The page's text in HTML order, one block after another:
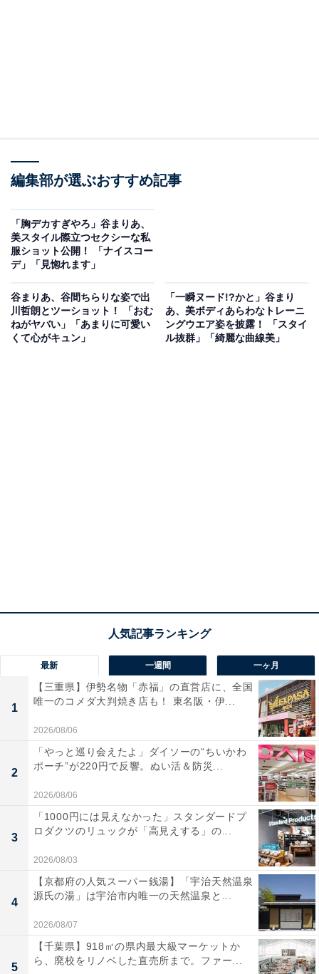
編集部が選ぶおすすめ記事
「胸デカすぎやろ」谷まりあ、
美スタイル際立つセクシーな私
服ショット公開！ 「ナイスコー
デ」「見惚れます」
谷まりあ、谷間ちらりな姿で出
川哲朗とツーショット！ 「おむ
ねがヤバい」「あまりに可愛い
くて心がキュン」
「一瞬ヌード!?かと」谷まり
あ、美ボディあらわなトレーニ
ングウエア姿を披露！ 「スタイ
ル抜群」「綺麗な曲線美」
最新 一週間 一ヶ月
1
【三重県】伊勢名物「赤福」の直営店に、全国
唯一のコメダ大判焼き店も！ 東名阪・伊...
2026/08/06
2
「やっと巡り会えたよ」ダイソーの“ちいかわ
ポーチ”が220円で反響。ぬい活＆防災...
2026/08/06
3
「1000円には見えなかった」スタンダードプ
ロダクツのリュックが「高見えする」の...
2026/08/03
4
【京都府の人気スーパー銭湯】「宇治天然温泉
源氏の湯」は宇治市内唯一の天然温泉と...
2026/08/07
5
【千葉県】918㎡の県内最大級マーケットか
ら、廃校をリノベした直売所まで。ファー...